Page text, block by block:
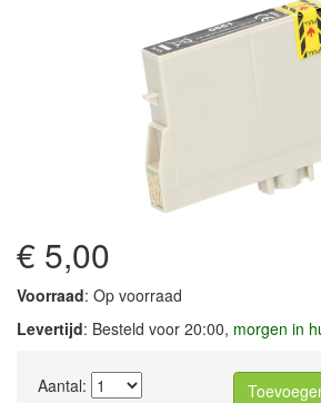
€ 5,00
Voorraad: Op voorraad
Levertijd: Besteld voor 20:00, morgen in
Aantal: